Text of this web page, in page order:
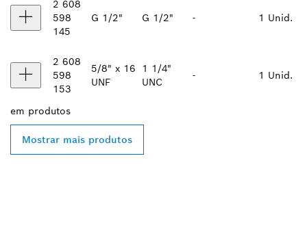
2 608
598
145
G 1/2" G 1/2" - 1 Unid.
2 608
598
153
5/8" x 16
UNF
1 1/4"
UNC
- 1 Unid.
em produtos
Mostrar mais produtos